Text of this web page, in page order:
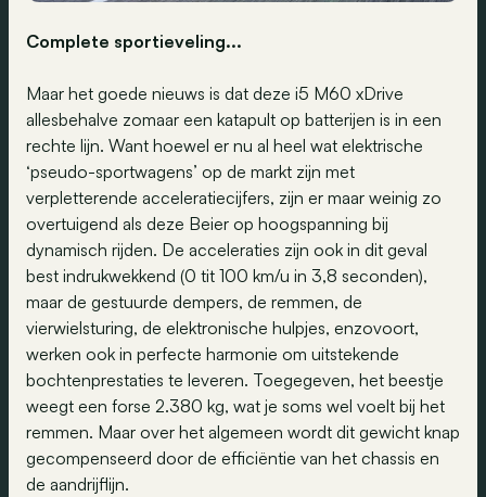
Complete sportieveling...
Maar het goede nieuws is dat deze i5 M60 xDrive
allesbehalve zomaar een katapult op batterijen is in een
rechte lijn. Want hoewel er nu al heel wat elektrische
‘pseudo-sportwagens’ op de markt zijn met
verpletterende acceleratiecijfers, zijn er maar weinig zo
overtuigend als deze Beier op hoogspanning bij
dynamisch rijden. De acceleraties zijn ook in dit geval
best indrukwekkend (0 tit 100 km/u in 3,8 seconden),
maar de gestuurde dempers, de remmen, de
vierwielsturing, de elektronische hulpjes, enzovoort,
werken ook in perfecte harmonie om uitstekende
bochtenprestaties te leveren. Toegegeven, het beestje
weegt een forse 2.380 kg, wat je soms wel voelt bij het
remmen. Maar over het algemeen wordt dit gewicht knap
gecompenseerd door de efficiëntie van het chassis en
de aandrijflijn.